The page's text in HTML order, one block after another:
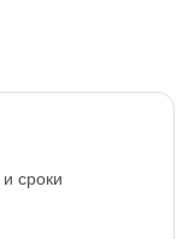
сроки